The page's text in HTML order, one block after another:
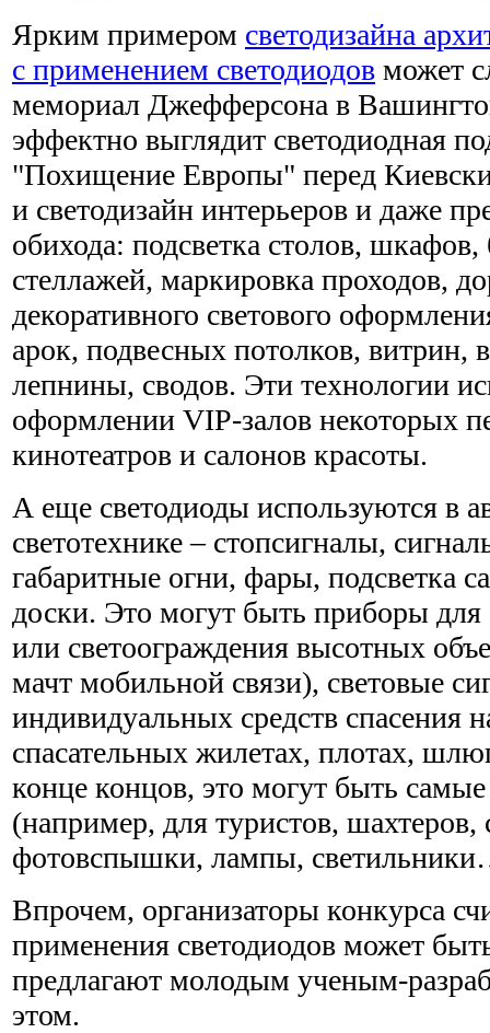
Ярким примером светодизайна
с применением светодиодов может
мемориал Джефферсона в
эффектно выглядит светодиодная
"Похищение Европы" перед
и светодизайн интерьеров и даже
обихода: подсветка столов,
стеллажей, маркировка проходов,
декоративного светового
арок, подвесных потолков, витрин,
лепнины, сводов. Эти технологии
оформлении VIP-залов некоторых
кинотеатров и салонов красоты.
А еще светодиоды используются в
светотехнике – стопсигналы,
габаритные огни, фары, подсветка
доски. Это могут быть приборы для
или светоограждения высотных
мачт мобильной связи), световые
индивидуальных средств спасения
спасательных жилетах, плотах,
конце концов, это могут быть
(например, для туристов, шахтеров,
фотовспышки, лампы,
Впрочем, организаторы конкурса
применения светодиодов может
предлагают молодым ученым-
этом.